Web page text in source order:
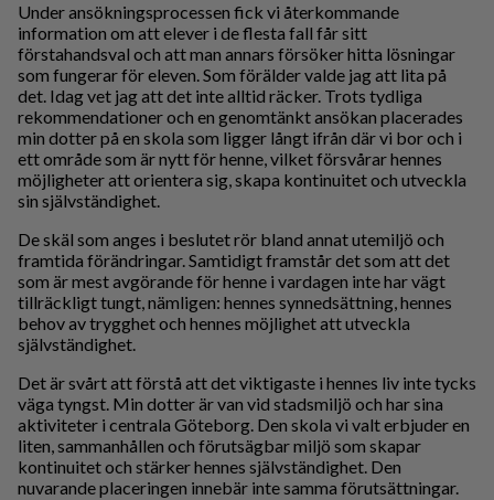
Under ansökningsprocessen fick vi återkommande
information om att elever i de flesta fall får sitt
förstahandsval och att man annars försöker hitta lösningar
som fungerar för eleven. Som förälder valde jag att lita på
det. Idag vet jag att det inte alltid räcker. Trots tydliga
rekommendationer och en genomtänkt ansökan placerades
min dotter på en skola som ligger långt ifrån där vi bor och i
ett område som är nytt för henne, vilket försvårar hennes
möjligheter att orientera sig, skapa kontinuitet och utveckla
sin självständighet.
De skäl som anges i beslutet rör bland annat utemiljö och
framtida förändringar. Samtidigt framstår det som att det
som är mest avgörande för henne i vardagen inte har vägt
tillräckligt tungt, nämligen: hennes synnedsättning, hennes
behov av trygghet och hennes möjlighet att utveckla
självständighet.
Det är svårt att förstå att det viktigaste i hennes liv inte tycks
väga tyngst. Min dotter är van vid stadsmiljö och har sina
aktiviteter i centrala Göteborg. Den skola vi valt erbjuder en
liten, sammanhållen och förutsägbar miljö som skapar
kontinuitet och stärker hennes självständighet. Den
nuvarande placeringen innebär inte samma förutsättningar.